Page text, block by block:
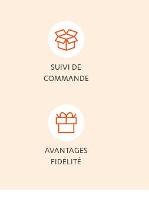
SUIVI DE
COMMANDE
AVANTAGES
FIDÉLITÉ